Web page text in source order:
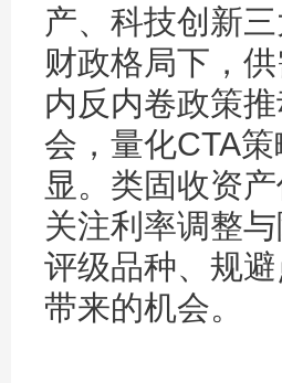
产、科技创新
财政格局下，
内反内卷政策
会，量化CTA
显。类固收资
关注利率调整
评级品种、规
带来的机会。